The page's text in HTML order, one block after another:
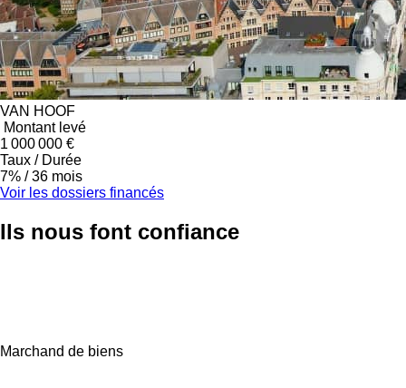
VAN HOOF
Montant levé
1 000 000 €
Taux / Durée
7% / 36 mois
Voir les dossiers financés
Ils nous font confiance
Marchand de biens